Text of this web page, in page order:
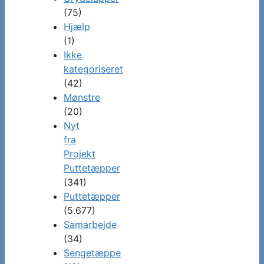
(75)
Hjælp
(1)
Ikke
kategoriseret
(42)
Mønstre
(20)
Nyt
fra
Projekt
Puttetæpper
(341)
Puttetæpper
(5.677)
Samarbejde
(34)
Sengetæppe